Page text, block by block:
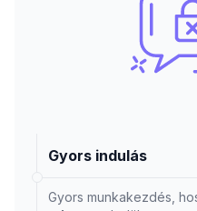
Gyors indulás
Gyors munkakezdés,